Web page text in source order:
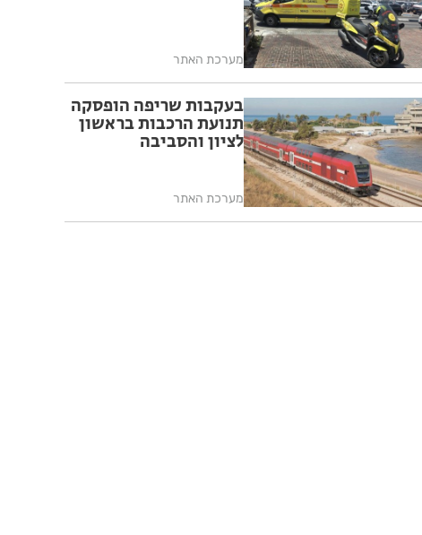
מערכת האתר
בעקבות שריפה הופסקה
תנועת הרכבות בראשון
לציון והסביבה
מערכת האתר